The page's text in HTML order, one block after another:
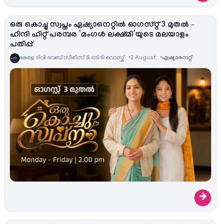
ഒരു കൊച്ചു സ്വപ്നം ഏഷ്യാനെറ്റിൽ ഓഗസ്റ്റ് 3 മുതൽ –
ഹിന്ദി ഹിറ്റ് പരമ്പര ‘മംഗൾ ലക്ഷ്മി’യുടെ മലയാളം
പതിപ്പ്
കേരള ടിവി വെബ് സീരീസ് & ഒടിടി ഡെസ്ക് 2 August ഏഷ്യാനെറ്റ്‌
→